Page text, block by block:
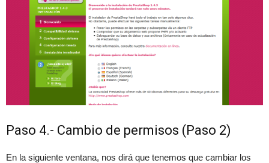
Paso 4.- Cambio de permisos (Paso 2)
En la siguiente ventana, nos dirá que tenemos que cambiar los